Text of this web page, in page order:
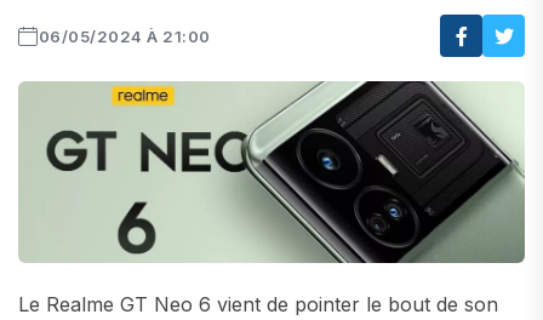
06/05/2024 À 21:00
Le Realme GT Neo 6 vient de pointer le bout de son